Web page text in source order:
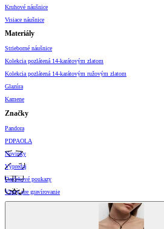
Kruhové náušnice
Visiace náušnice
Materiály
Strieborné náušnice
Kolekcia pozlátená 14-karátovým zlatom
Kolekcia pozlátená 14-karátovým ružovým zlatom
Glazúra
Kamene
Značky
Pandora
PDPAOLA
Novinky
Výpredaj
Darčekové poukazy
Vzory pre gravírovanie